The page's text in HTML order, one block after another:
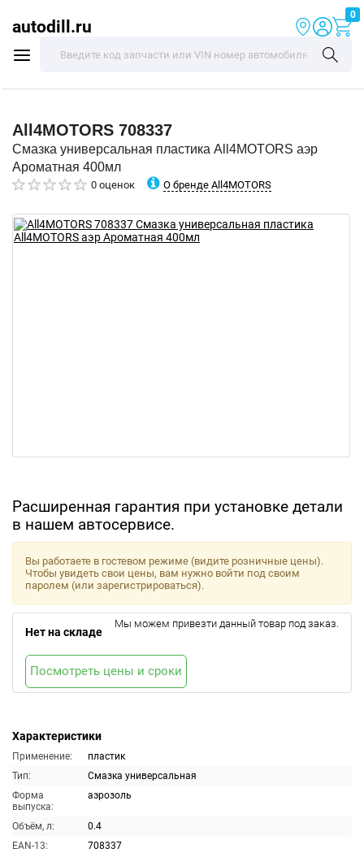
autodill.ru
0
All4MOTORS 708337
Смазка универсальная пластика All4MOTORS аэр
Ароматная 400мл
0 оценок О бренде All4MOTORS
Расширенная гарантия при установке детали
в нашем автосервисе.
Характеристики
Применение:
пластик
Тип:
Смазка универсальная
Форма
выпуска:
аэрозоль
Объём, л:
0.4
EAN-13:
708337
Вы работаете в гостевом режиме (видите розничные цены).
Чтобы увидеть свои цены, вам нужно войти под своим
паролем (или зарегистрироваться).
Нет на складе
Мы можем привезти данный товар под заказ.
Посмотреть цены и сроки